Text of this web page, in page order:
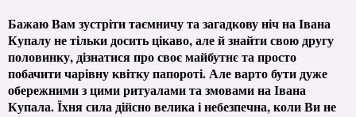
Бажаю Вам зустріти таємничу та загадкову ніч на Івана
Купалу не тільки досить цікаво, але й знайти свою другу
половинку, дізнатися про своє майбутнє та просто
побачити чарівну квітку папороті. Але варто бути дуже
обережними з цими ритуалами та змовами на Івана
Купала. Їхня сила дійсно велика і небезпечна, коли Ви не